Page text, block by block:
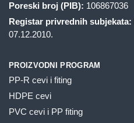
Poreski broj (PIB): 106867036
Registar privrednih subjekata:
07.12.2010.
PROIZVODNI PROGRAM
PP-R cevi i fiting
HDPE cevi
PVC cevi i PP fiting